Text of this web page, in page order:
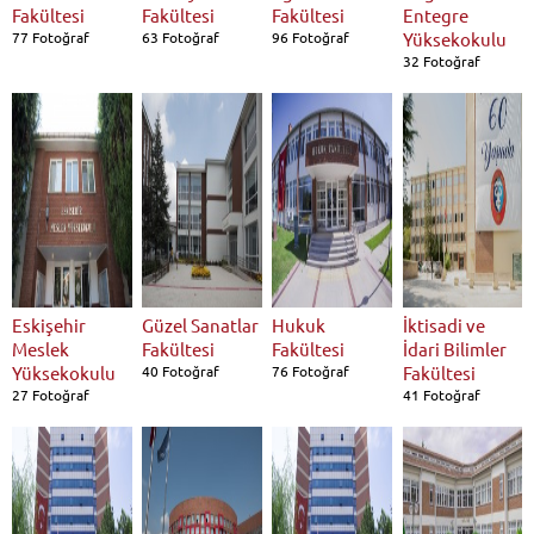
Fakültesi
77 Fotoğraf
Fakültesi
63 Fotoğraf
Fakültesi
96 Fotoğraf
Entegre
Yüksekokulu
32 Fotoğraf
Eskişehir
Meslek
Yüksekokulu
27 Fotoğraf
Güzel Sanatlar
Fakültesi
40 Fotoğraf
Hukuk
Fakültesi
76 Fotoğraf
İktisadi ve
İdari Bilimler
Fakültesi
41 Fotoğraf